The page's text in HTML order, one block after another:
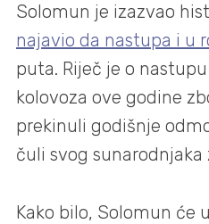
Solomun je izazvao
najavio da nastupa i u
puta. Riječ je o
kolovoza ove godine
prekinuli godišnje
čuli svog
Kako bilo, Solomun će